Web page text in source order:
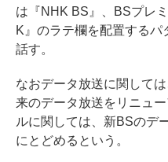
は『NHK BS』、BSプレ
K』のラテ欄を配置するパ
話す。
なおデータ放送に関して
来のデータ放送をリニュ
ルに関しては、新BSのデ
にとどめるという。